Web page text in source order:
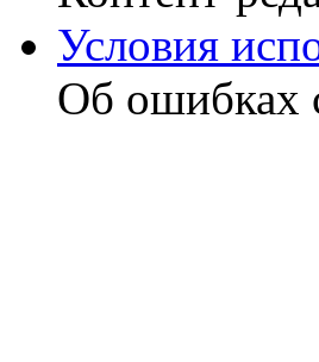
Условия
Об ошибках